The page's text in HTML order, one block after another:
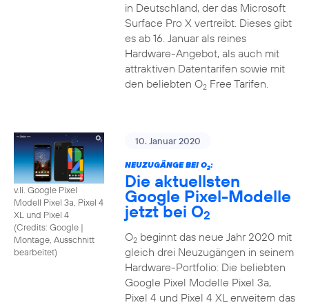
in Deutschland, der das Microsoft
Surface Pro X vertreibt. Dieses gibt
es ab 16. Januar als reines
Hardware-Angebot, als auch mit
attraktiven Datentarifen sowie mit
den beliebten O2Free Tarifen.
v.li. Google Pixel
Modell Pixel 3a, Pixel 4
XL und Pixel 4
(Credits: Google |
Montage, Ausschnitt
bearbeitet)
10. Januar 2020
NEUZUGÄNGE BEI O2:
Die aktuellsten
Google Pixel-Modelle
jetzt bei O2
O2beginnt das neue Jahr 2020 mit
gleich drei Neuzugängen in seinem
Hardware-Portfolio: Die beliebten
Google Pixel Modelle Pixel 3a,
Pixel 4 und Pixel 4 XL erweitern das